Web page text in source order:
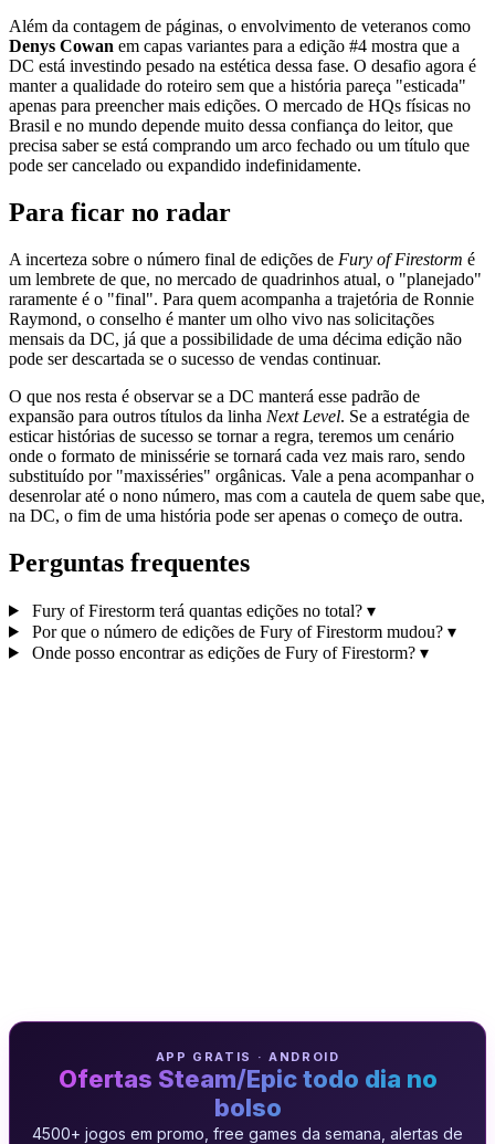
Além da contagem de páginas, o envolvimento de veteranos como
Denys Cowan em capas variantes para a edição #4 mostra que a
DC está investindo pesado na estética dessa fase. O desafio agora é
manter a qualidade do roteiro sem que a história pareça "esticada"
apenas para preencher mais edições. O mercado de HQs físicas no
Brasil e no mundo depende muito dessa confiança do leitor, que
precisa saber se está comprando um arco fechado ou um título que
pode ser cancelado ou expandido indefinidamente.
Para ficar no radar
A incerteza sobre o número final de edições de Fury of Firestorm é
um lembrete de que, no mercado de quadrinhos atual, o "planejado"
raramente é o "final". Para quem acompanha a trajetória de Ronnie
Raymond, o conselho é manter um olho vivo nas solicitações
mensais da DC, já que a possibilidade de uma décima edição não
pode ser descartada se o sucesso de vendas continuar.
O que nos resta é observar se a DC manterá esse padrão de
expansão para outros títulos da linha Next Level. Se a estratégia de
esticar histórias de sucesso se tornar a regra, teremos um cenário
onde o formato de minissérie se tornará cada vez mais raro, sendo
substituído por "maxisséries" orgânicas. Vale a pena acompanhar o
desenrolar até o nono número, mas com a cautela de quem sabe que,
na DC, o fim de uma história pode ser apenas o começo de outra.
Perguntas frequentes
Fury of Firestorm terá quantas edições no total? ▾
Por que o número de edições de Fury of Firestorm mudou? ▾
Onde posso encontrar as edições de Fury of Firestorm? ▾
APP GRATIS · ANDROID
Ofertas Steam/Epic todo dia no
bolso
4500+ jogos em promo, free games da semana, alertas de